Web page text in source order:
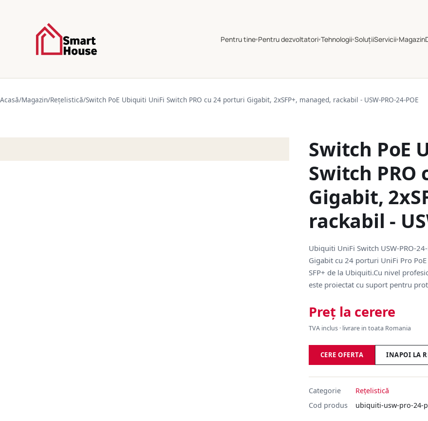
Pentru tine▾Pentru dezvoltatori▾Tehnologii▾SoluțiiServicii▾Magazin
Acasă/Magazin/Rețelistică/Switch PoE Ubiquiti UniFi Switch PRO cu 24 porturi Gigabit, 2xSFP+, managed, rackabil - USW-PRO-24-POE
Switch PoE
Switch
Gigabit,
rackabil -
Ubiquiti UniFi Switch USW-PRO-
Gigabit cu 24 porturi UniFi Pro
SFP+ de la Ubiquiti.Cu nivel
este proiectat cu suport pentru
Preț la cerere
TVA inclus · livrare in toata Romania
CERE OFERTA INAPOI LA
Categorie
Rețelistică
Cod produs
ubiquiti-usw-pro-24-